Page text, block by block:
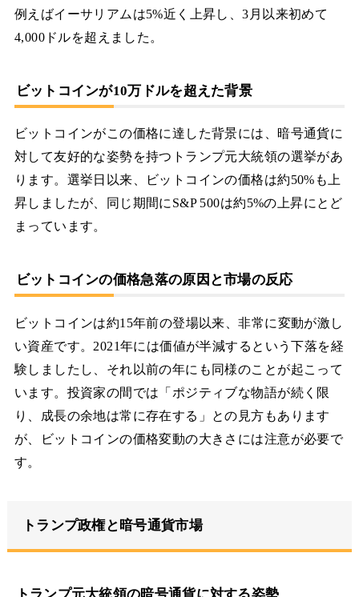
例えばイーサリアムは5%近く上昇し、3月以来初めて
4,000ドルを超えました。
ビットコインが10万ドルを超えた背景
ビットコインがこの価格に達した背景には、暗号通貨に
対して友好的な姿勢を持つトランプ元大統領の選挙があ
ります。選挙日以来、ビットコインの価格は約50%も上
昇しましたが、同じ期間にS&P 500は約5%の上昇にとど
まっています。
ビットコインの価格急落の原因と市場の反応
ビットコインは約15年前の登場以来、非常に変動が激し
い資産です。2021年には価値が半減するという下落を経
験しましたし、それ以前の年にも同様のことが起こって
います。投資家の間では「ポジティブな物語が続く限
り、成長の余地は常に存在する」との見方もあります
が、ビットコインの価格変動の大きさには注意が必要で
す。
トランプ政権と暗号通貨市場
トランプ元大統領の暗号通貨に対する姿勢